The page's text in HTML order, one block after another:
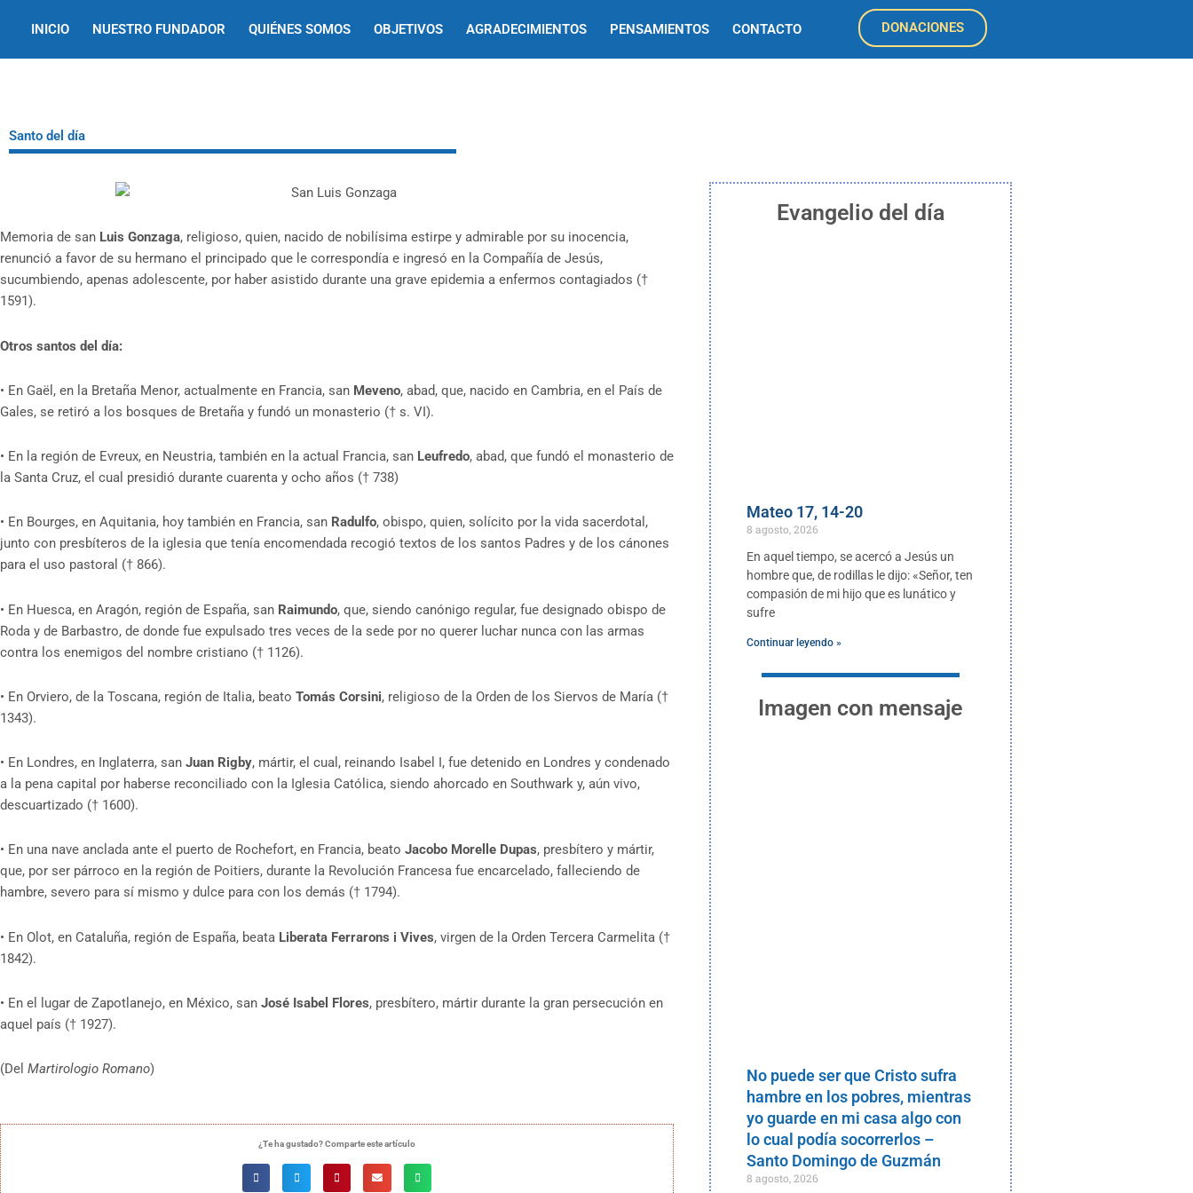
INICIO NUESTRO FUNDADOR QUIÉNES SOMOS OBJETIVOS AGRADECIMIENTOS PENSAMIENTOS CONTACTO DONACIONES
Santo del día
Memoria de san Luis Gonzaga, religioso, quien, nacido de nobilísima estirpe y admirable por su inocencia,
renunció a favor de su hermano el principado que le correspondía e ingresó en la Compañía de Jesús,
sucumbiendo, apenas adolescente, por haber asistido durante una grave epidemia a enfermos contagiados (†
1591).
Otros santos del día:
• En Gaël, en la Bretaña Menor, actualmente en Francia, san Meveno, abad, que, nacido en Cambria, en el País de
Gales, se retiró a los bosques de Bretaña y fundó un monasterio († s. VI).
• En la región de Evreux, en Neustria, también en la actual Francia, san Leufredo, abad, que fundó el monasterio de
la Santa Cruz, el cual presidió durante cuarenta y ocho años († 738)
• En Bourges, en Aquitania, hoy también en Francia, san Radulfo, obispo, quien, solícito por la vida sacerdotal,
junto con presbíteros de la iglesia que tenía encomendada recogió textos de los santos Padres y de los cánones
para el uso pastoral († 866).
• En Huesca, en Aragón, región de España, san Raimundo, que, siendo canónigo regular, fue designado obispo de
Roda y de Barbastro, de donde fue expulsado tres veces de la sede por no querer luchar nunca con las armas
contra los enemigos del nombre cristiano († 1126).
• En Orviero, de la Toscana, región de Italia, beato Tomás Corsini, religioso de la Orden de los Siervos de María (†
1343).
• En Londres, en Inglaterra, san Juan Rigby, mártir, el cual, reinando Isabel I, fue detenido en Londres y condenado
a la pena capital por haberse reconciliado con la Iglesia Católica, siendo ahorcado en Southwark y, aún vivo,
descuartizado († 1600).
• En una nave anclada ante el puerto de Rochefort, en Francia, beato Jacobo Morelle Dupas, presbítero y mártir,
que, por ser párroco en la región de Poitiers, durante la Revolución Francesa fue encarcelado, falleciendo de
hambre, severo para sí mismo y dulce para con los demás († 1794).
• En Olot, en Cataluña, región de España, beata Liberata Ferrarons i Vives, virgen de la Orden Tercera Carmelita (†
1842).
• En el lugar de Zapotlanejo, en México, san José Isabel Flores, presbítero, mártir durante la gran persecución en
aquel país († 1927).
(Del Martirologio Romano)
¿Te ha gustado? Comparte este artículo
Evangelio del día
Mateo 17, 14-20
8 agosto, 2026
En aquel tiempo, se acercó a Jesús un
hombre que, de rodillas le dijo: «Señor, ten
compasión de mi hijo que es lunático y
sufre
Continuar leyendo »
Imagen con mensaje
No puede ser que Cristo sufra
hambre en los pobres, mientras
yo guarde en mi casa algo con
lo cual podía socorrerlos –
Santo Domingo de Guzmán
8 agosto, 2026